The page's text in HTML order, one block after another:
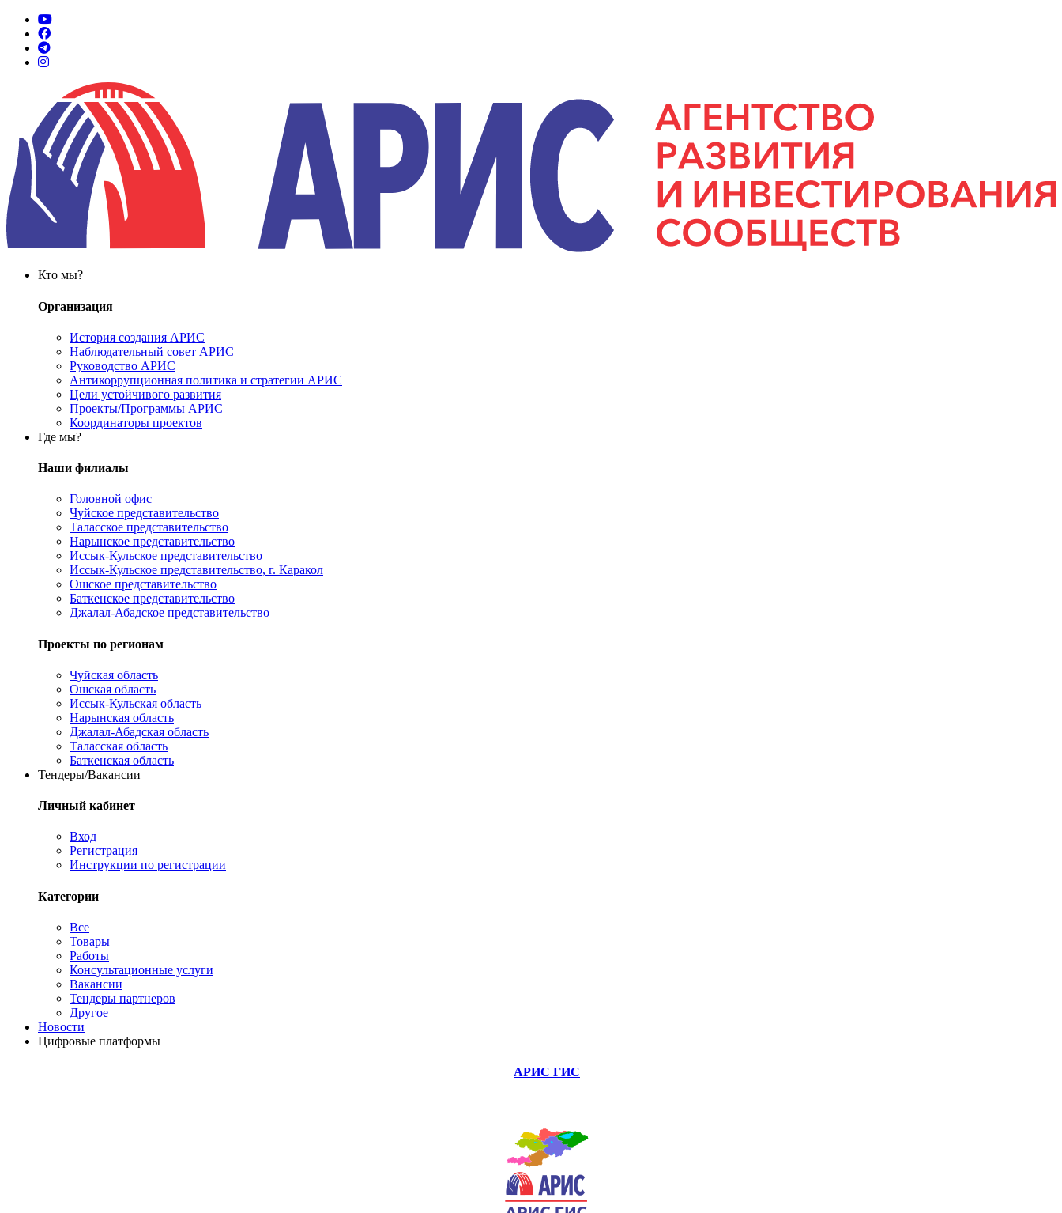
Кто мы?
Организация
История создания АРИС
Наблюдательный совет АРИС
Руководство АРИС
Антикоррупционная политика и стратегии АРИС
Цели устойчивого развития
Проекты/Программы АРИС
Координаторы проектов
Где мы?
Наши филиалы
Головной офис
Чуйское представительство
Таласское представительство
Нарынское представительство
Иссык-Кульское представительство
Иссык-Кульское представительство, г. Каракол
Ошское представительство
Баткенское представительство
Джалал-Абадское представительство
Проекты по регионам
Чуйская область
Ошская область
Иссык-Кульская область
Нарынская область
Джалал-Абадская область
Таласская область
Баткенская область
Тендеры/Вакансии
Личный кабинет
Вход
Регистрация
Инструкции по регистрации
Категории
Все
Товары
Работы
Консультационные услуги
Вакансии
Тендеры партнеров
Другое
Новости
Цифровые платформы
АРИС ГИС